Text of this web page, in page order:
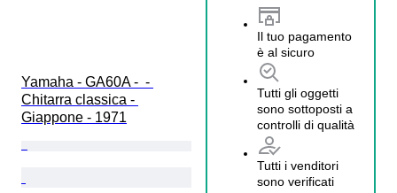
Il tuo pagamento
è al sicuro
Tutti gli oggetti
sono sottoposti a
controlli di qualità
Tutti i venditori
sono verificati
Yamaha - GA60A -  -
Chitarra classica -
Giappone - 1971